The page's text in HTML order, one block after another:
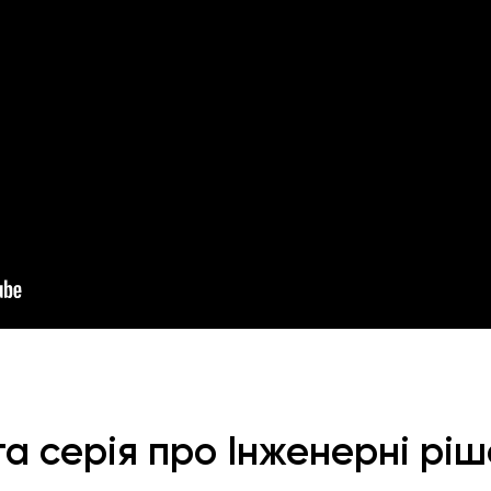
серія про Інженерні